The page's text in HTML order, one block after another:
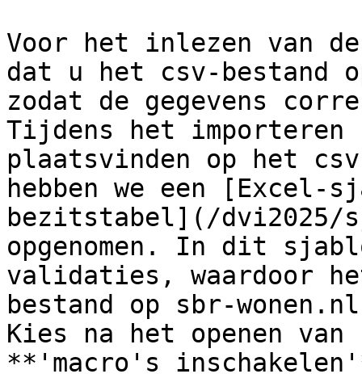
Voor het inlezen van
dat u het csv-bestand
zodat de gegevens
Tijdens het
plaatsvinden op het
hebben we een [Excel-
bezitstabel](/dvi2025/
opgenomen. In dit
validaties, waardoor
bestand op sbr-
Kies na het openen
**'macro's